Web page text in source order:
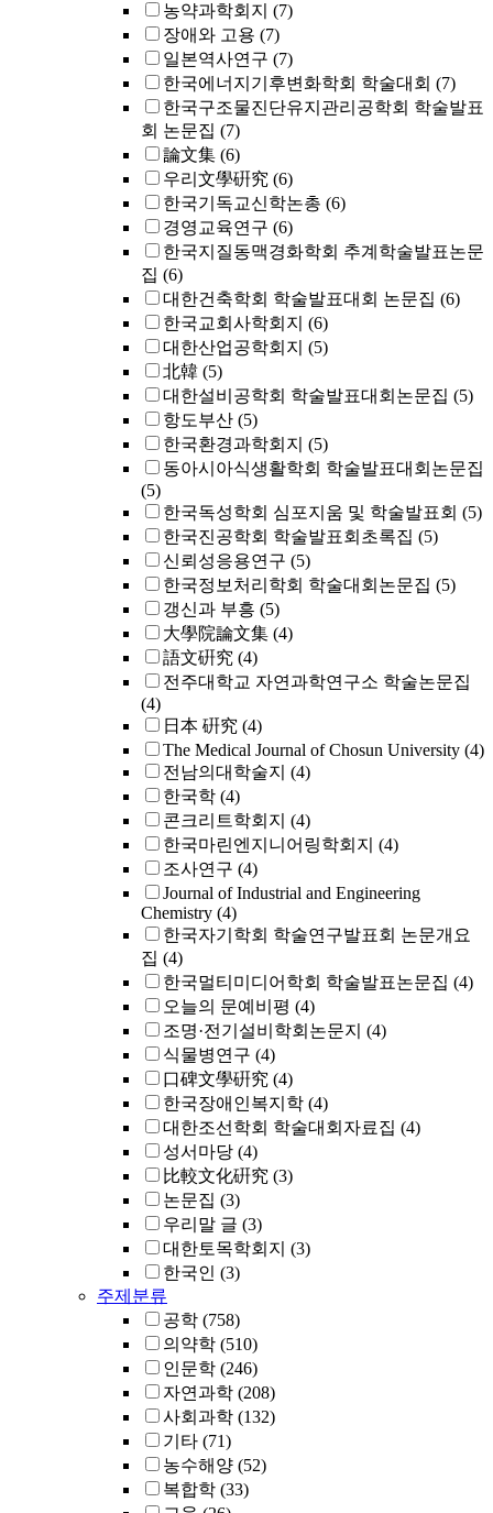
농약과학회지 (7)
장애와 고용 (7)
일본역사연구 (7)
한국에너지기후변화학회 학술대회 (7)
한국구조물진단유지관리공학회 학술발표
회 논문집 (7)
論文集 (6)
우리文學硏究 (6)
한국기독교신학논총 (6)
경영교육연구 (6)
한국지질동맥경화학회 추계학술발표논문
집 (6)
대한건축학회 학술발표대회 논문집 (6)
한국교회사학회지 (6)
대한산업공학회지 (5)
北韓 (5)
대한설비공학회 학술발표대회논문집 (5)
항도부산 (5)
한국환경과학회지 (5)
동아시아식생활학회 학술발표대회논문집
(5)
한국독성학회 심포지움 및 학술발표회 (5)
한국진공학회 학술발표회초록집 (5)
신뢰성응용연구 (5)
한국정보처리학회 학술대회논문집 (5)
갱신과 부흥 (5)
大學院論文集 (4)
語文硏究 (4)
전주대학교 자연과학연구소 학술논문집
(4)
日本 硏究 (4)
The Medical Journal of Chosun University (4)
전남의대학술지 (4)
한국학 (4)
콘크리트학회지 (4)
한국마린엔지니어링학회지 (4)
조사연구 (4)
Journal of Industrial and Engineering
Chemistry (4)
한국자기학회 학술연구발표회 논문개요
집 (4)
한국멀티미디어학회 학술발표논문집 (4)
오늘의 문예비평 (4)
조명·전기설비학회논문지 (4)
식물병연구 (4)
口碑文學硏究 (4)
한국장애인복지학 (4)
대한조선학회 학술대회자료집 (4)
성서마당 (4)
比較文化硏究 (3)
논문집 (3)
우리말 글 (3)
대한토목학회지 (3)
한국인 (3)
주제분류
공학 (758)
의약학 (510)
인문학 (246)
자연과학 (208)
사회과학 (132)
기타 (71)
농수해양 (52)
복합학 (33)